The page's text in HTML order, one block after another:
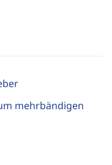
mehrbändigen